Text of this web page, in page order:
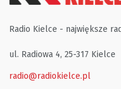
Radio Kielce - największe
ul. Radiowa 4, 25-317 Kielce
radio@radiokielce.pl